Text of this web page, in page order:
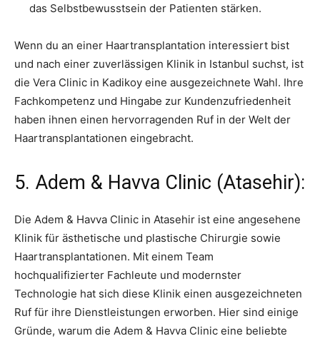
das Selbstbewusstsein der Patienten stärken.
Wenn du an einer Haartransplantation interessiert bist
und nach einer zuverlässigen Klinik in Istanbul suchst, ist
die Vera Clinic in Kadikoy eine ausgezeichnete Wahl. Ihre
Fachkompetenz und Hingabe zur Kundenzufriedenheit
haben ihnen einen hervorragenden Ruf in der Welt der
Haartransplantationen eingebracht.
5. Adem & Havva Clinic (Atasehir):
Die Adem & Havva Clinic in Atasehir ist eine angesehene
Klinik für ästhetische und plastische Chirurgie sowie
Haartransplantationen. Mit einem Team
hochqualifizierter Fachleute und modernster
Technologie hat sich diese Klinik einen ausgezeichneten
Ruf für ihre Dienstleistungen erworben. Hier sind einige
Gründe, warum die Adem & Havva Clinic eine beliebte